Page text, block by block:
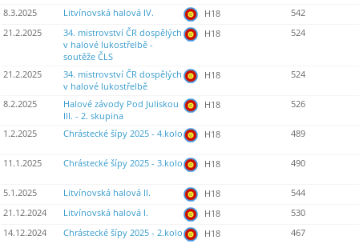
8.3.2025 Litvínovská halová IV. H18
542
21.2.2025
34. mistrovství ČR dospělých
v halové lukostřelbě -
soutěže ČLS
H18 524
21.2.2025
34. mistrovství ČR dospělých
v halové lukostřelbě
H18 524
8.2.2025
Halové závody Pod Juliskou
III. - 2. skupina
H18 526
1.2.2025 Chrástecké šípy 2025 - 4.kolo H18 489
11.1.2025 Chrástecké šípy 2025 - 3.kolo H18 490
5.1.2025 Litvínovská halová II. H18
544
21.12.2024
Litvínovská halová I. H18
530
14.12.2024
Chrástecké šípy 2025 - 2.kolo H18 467